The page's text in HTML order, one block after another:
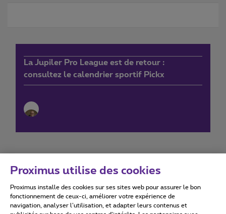
La Jupiler Pro League est de retour :
consultez le calendrier sportif Pickx
Conditions d'utilisation Accessibility statement
Proximus utilise des cookies
Proximus installe des cookies sur ses sites web pour assurer le bon
fonctionnement de ceux-ci, améliorer votre expérience de
navigation, analyser l’utilisation, et adapter leurs contenus et